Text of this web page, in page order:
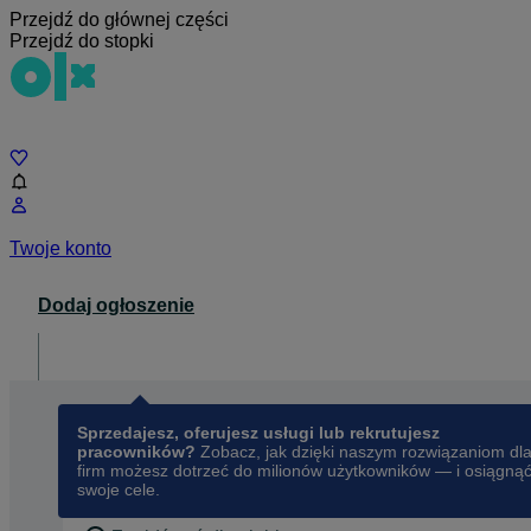
Przejdź do głównej części
Przejdź do stopki
Twoje konto
Dodaj ogłoszenie
Sprzedajesz, oferujesz usługi lub rekrutujesz
pracowników? Zobacz, jak dzięki naszym rozwiązaniom dla
firm możesz dotrzeć do milionów użytkowników — i osiągnąć
swoje cele.